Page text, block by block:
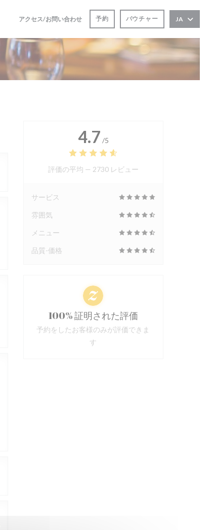
((新しいウィンドウで開きます))
((新しいウィンドウで開きます))
アクセス/お問い合わせ 予約 バウチャー JA
4.7 /5
評価の平均 — 2730 レビュー
サービス
雰囲気
メニュー
品質-価格
100% 証明された評価
予約をしたお客様のみが評価できま
す